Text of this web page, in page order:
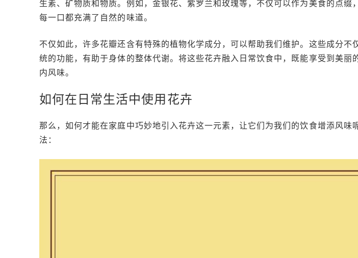
生素、矿物质和物质。例如，金银花、紫罗兰和玫瑰等，不仅可以作为美食的点缀
每一口都充满了自然的味道。
不仅如此，许多花瓣还含有特殊的植物化学成分，可以帮助我们维护。这些成分不
统的功能，有助于身体的整体代谢。将这些花卉融入日常饮食中，既能享受到美丽
内风味。
如何在日常生活中使用花卉
那么，如何才能在家庭中巧妙地引入花卉这一元素，让它们为我们的饮食增添风味
法：